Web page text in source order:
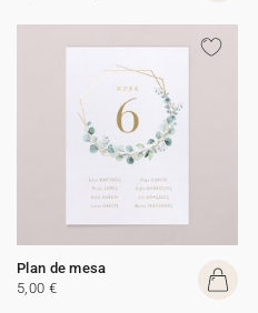
Plan de mesa
5,00 €